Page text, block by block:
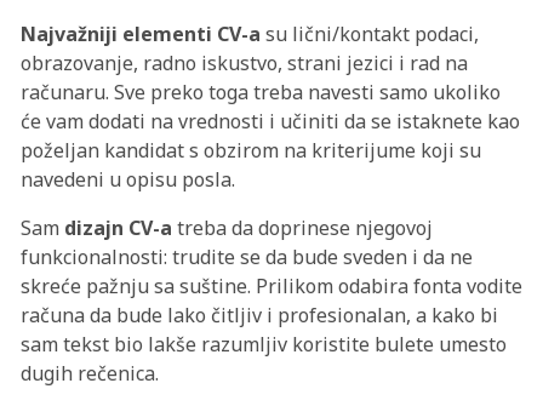
Najvažniji elementi CV-a su lični/kontakt podaci,
obrazovanje, radno iskustvo, strani jezici i rad na
računaru. Sve preko toga treba navesti samo ukoliko
će vam dodati na vrednosti i učiniti da se istaknete kao
poželjan kandidat s obzirom na kriterijume koji su
navedeni u opisu posla.
Sam dizajn CV-a treba da doprinese njegovoj
funkcionalnosti: trudite se da bude sveden i da ne
skreće pažnju sa suštine. Prilikom odabira fonta vodite
računa da bude lako čitljiv i profesionalan, a kako bi
sam tekst bio lakše razumljiv koristite bulete umesto
dugih rečenica.